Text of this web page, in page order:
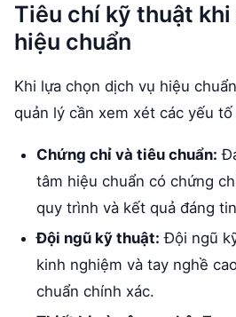
Tiêu chí kỹ thuật
hiệu chuẩn
Khi lựa chọn dịch vụ hiệu
quản lý cần xem xét các yếu tố
Chứng chỉ và tiêu chuẩn:
tâm hiệu chuẩn có chứng
quy trình và kết quả đáng
Đội ngũ kỹ thuật: Đội ngũ
kinh nghiệm và tay nghề
chuẩn chính xác.